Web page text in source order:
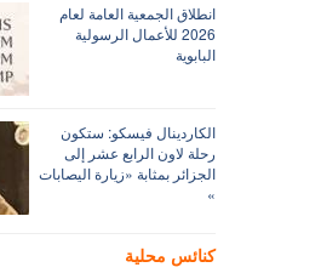
انطلاق الجمعية العامة لعام
2026 للأعمال الرسولية
البابوية
الكاردينال فيسكو: ستكون
رحلة لاون الرابع عشر إلى
الجزائر بمثابة «زيارة اليصابات
»
كنائس محلية